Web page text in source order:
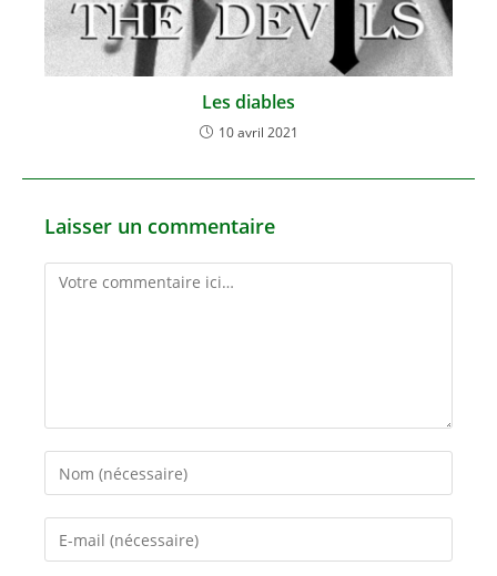
Les diables
10 avril 2021
Laisser un commentaire
Comment
Enter
your
name
Enter
your